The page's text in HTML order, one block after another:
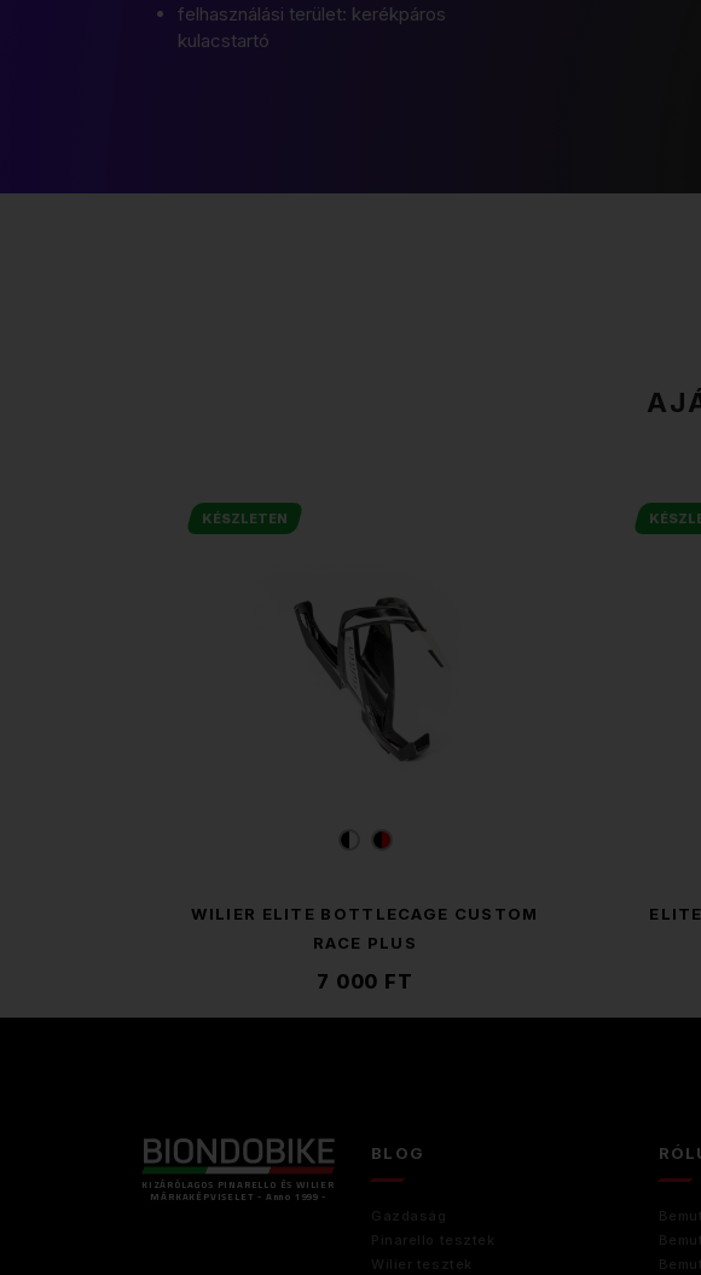
felhasználási terület: kerékpáros
kulacstartó
KÉSZLETEN
WILIER ELITE BOTTLECAGE CUSTOM
RACE PLUS
7 000 FT
KIZÁRÓLAGOS PINARELLO ÉS WILIER
MÁRKAKÉPVISELET - Anno 1999 -
BLOG
Gazdaság
Pinarello tesztek
Wilier tesztek